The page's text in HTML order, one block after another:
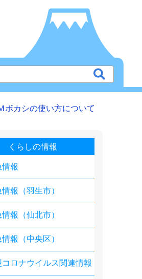
カシの使い方について
くらしの情報
情報
報（羽生市）
報（仙北市）
報（中央区）
コロナウイルス関連情報